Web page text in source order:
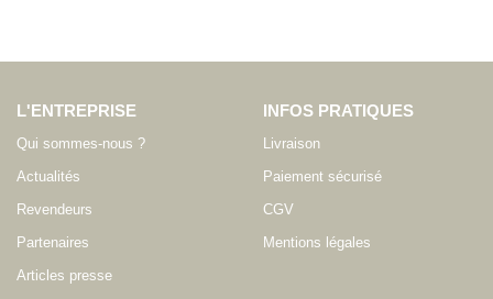
L'ENTREPRISE
Qui sommes-nous ?
Actualités
Revendeurs
Partenaires
Articles presse
INFOS PRATIQUES
Livraison
Paiement sécurisé
CGV
Mentions légales